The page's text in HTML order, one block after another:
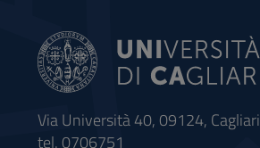
Via Università 40, 09124, Cagliari
tel. 0706751